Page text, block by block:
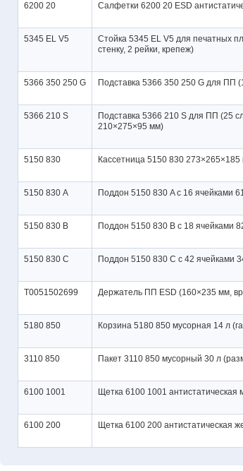
6200 20 Салфетки 6200 20 ESD
5345 EL V5
Стойка 5345 EL V5 для печатных
стенку, 2 рейки, крепеж)
5366 350 250 G Подставка 5366 350 250 G для ПП
5366 210 S
Подставка 5366 210 S для ПП (25
210×275×95 мм)
5150 830 Кассетница 5150 830
5150 830 A Поддон 5150 830 A c 16 ячейками
5150 830 B Поддон 5150 830 B c 18 ячейками
5150 830 C Поддон 5150 830 C c 42 ячейками
T0051502699 Держатель ПП ESD (160×235 мм,
5180 850 Корзина 5180 850 мусорная 14 л
3110 850 Пакет 3110 850 мусорный 30 л
6100 1001 Щетка 6100 1001
6100 200 Щетка 6100 200 антистатическая